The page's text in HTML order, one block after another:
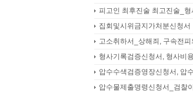
집회및시위금지가처분신청서